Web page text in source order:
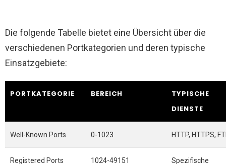
Die folgende Tabelle bietet eine Übersicht über die
verschiedenen Portkategorien und deren typische
Einsatzgebiete:
PORTKATEGORIE BEREICH
TYPISCHE
DIENSTE
Well-Known Ports 0-1023 HTTP, HTTPS,
Registered Ports 1024-49151 Spezifische